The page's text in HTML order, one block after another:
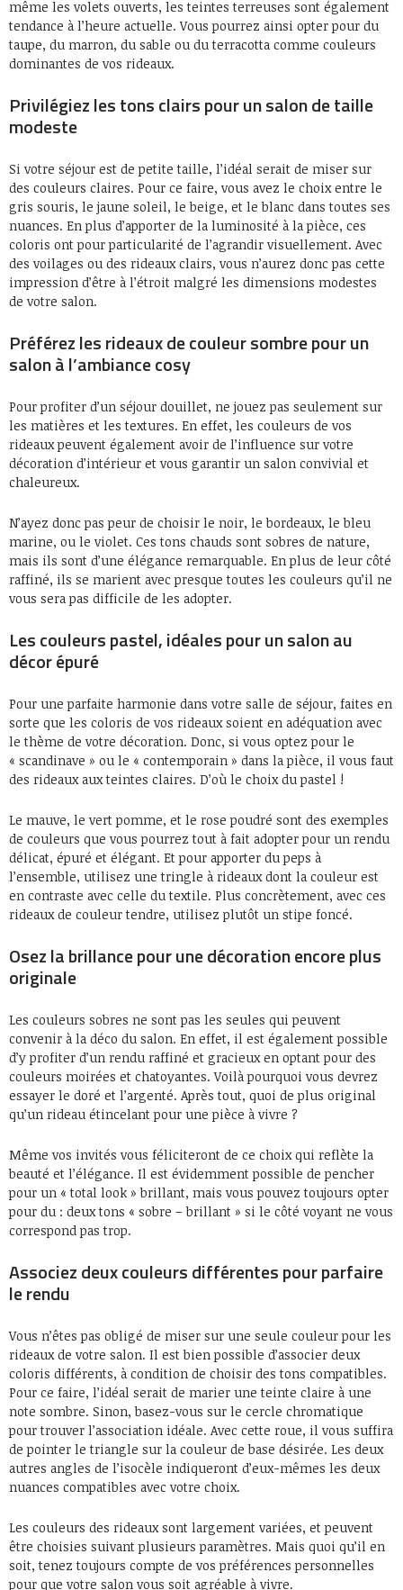
même les volets ouverts, les teintes terreuses sont également
tendance à l’heure actuelle. Vous pourrez ainsi opter pour du
taupe, du marron, du sable ou du terracotta comme couleurs
dominantes de vos rideaux.
Privilégiez les tons clairs pour un salon de taille
modeste
Si votre séjour est de petite taille, l’idéal serait de miser sur
des couleurs claires. Pour ce faire, vous avez le choix entre le
gris souris, le jaune soleil, le beige, et le blanc dans toutes ses
nuances. En plus d’apporter de la luminosité à la pièce, ces
coloris ont pour particularité de l’agrandir visuellement. Avec
des voilages ou des rideaux clairs, vous n’aurez donc pas cette
impression d’être à l’étroit malgré les dimensions modestes
de votre salon.
Préférez les rideaux de couleur sombre pour un
salon à l’ambiance cosy
Pour profiter d’un séjour douillet, ne jouez pas seulement sur
les matières et les textures. En effet, les couleurs de vos
rideaux peuvent également avoir de l’influence sur votre
décoration d’intérieur et vous garantir un salon convivial et
chaleureux.
N’ayez donc pas peur de choisir le noir, le bordeaux, le bleu
marine, ou le violet. Ces tons chauds sont sobres de nature,
mais ils sont d’une élégance remarquable. En plus de leur côté
raffiné, ils se marient avec presque toutes les couleurs qu’il ne
vous sera pas difficile de les adopter.
Les couleurs pastel, idéales pour un salon au
décor épuré
Pour une parfaite harmonie dans votre salle de séjour, faites en
sorte que les coloris de vos rideaux soient en adéquation avec
le thème de votre décoration. Donc, si vous optez pour le
« scandinave » ou le « contemporain » dans la pièce, il vous faut
des rideaux aux teintes claires. D’où le choix du pastel !
Le mauve, le vert pomme, et le rose poudré sont des exemples
de couleurs que vous pourrez tout à fait adopter pour un rendu
délicat, épuré et élégant. Et pour apporter du peps à
l’ensemble, utilisez une tringle à rideaux dont la couleur est
en contraste avec celle du textile. Plus concrètement, avec ces
rideaux de couleur tendre, utilisez plutôt un stipe foncé.
Osez la brillance pour une décoration encore plus
originale
Les couleurs sobres ne sont pas les seules qui peuvent
convenir à la déco du salon. En effet, il est également possible
d’y profiter d’un rendu raffiné et gracieux en optant pour des
couleurs moirées et chatoyantes. Voilà pourquoi vous devrez
essayer le doré et l’argenté. Après tout, quoi de plus original
qu’un rideau étincelant pour une pièce à vivre ?
Même vos invités vous féliciteront de ce choix qui reflète la
beauté et l’élégance. Il est évidemment possible de pencher
pour un « total look » brillant, mais vous pouvez toujours opter
pour du : deux tons « sobre – brillant » si le côté voyant ne vous
correspond pas trop.
Associez deux couleurs différentes pour parfaire
le rendu
Vous n’êtes pas obligé de miser sur une seule couleur pour les
rideaux de votre salon. Il est bien possible d’associer deux
coloris différents, à condition de choisir des tons compatibles.
Pour ce faire, l’idéal serait de marier une teinte claire à une
note sombre. Sinon, basez-vous sur le cercle chromatique
pour trouver l’association idéale. Avec cette roue, il vous suffira
de pointer le triangle sur la couleur de base désirée. Les deux
autres angles de l’isocèle indiqueront d’eux-mêmes les deux
nuances compatibles avec votre choix.
Les couleurs des rideaux sont largement variées, et peuvent
être choisies suivant plusieurs paramètres. Mais quoi qu’il en
soit, tenez toujours compte de vos préférences personnelles
pour que votre salon vous soit agréable à vivre.